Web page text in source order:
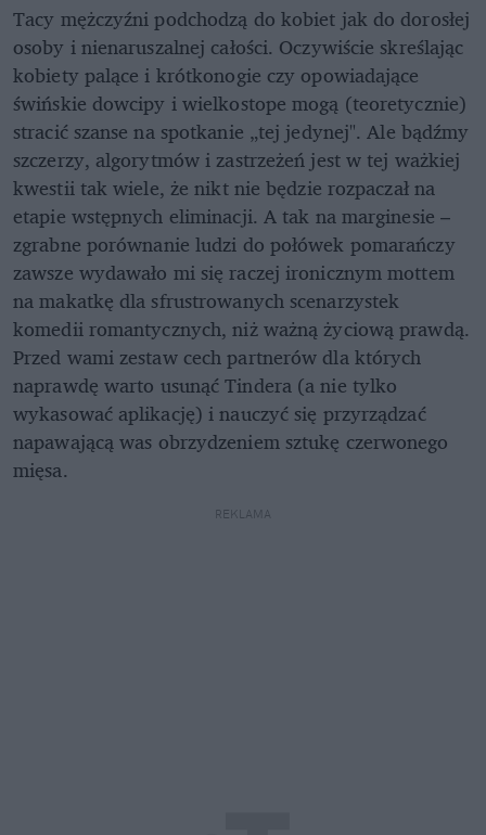
Tacy mężczyźni podchodzą do kobiet jak do dorosłej
osoby i nienaruszalnej całości. Oczywiście skreślając
kobiety palące i krótkonogie czy opowiadające
świńskie dowcipy i wielkostope mogą (teoretycznie)
stracić szanse na spotkanie „tej jedynej". Ale bądźmy
szczerzy, algorytmów i zastrzeżeń jest w tej ważkiej
kwestii tak wiele, że nikt nie będzie rozpaczał na
etapie wstępnych eliminacji. A tak na marginesie –
zgrabne porównanie ludzi do połówek pomarańczy
zawsze wydawało mi się raczej ironicznym mottem
na makatkę dla sfrustrowanych scenarzystek
komedii romantycznych, niż ważną życiową prawdą.
Przed wami zestaw cech partnerów dla których
naprawdę warto usunąć Tindera (a nie tylko
wykasować aplikację) i nauczyć się przyrządzać
napawającą was obrzydzeniem sztukę czerwonego
mięsa.
REKLAMA